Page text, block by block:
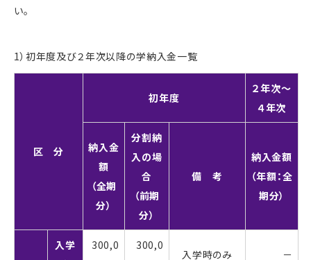
い。
1）初年度及び２年次以降の学納入金一覧
区 分
初年度
２年次～
４年次
納入金
額
（全期
分）
分割納
入の場
合
（前期
分）
備 考
納入金額
（年額：全
期分）
入学
300,0
300,0
入学時のみ －